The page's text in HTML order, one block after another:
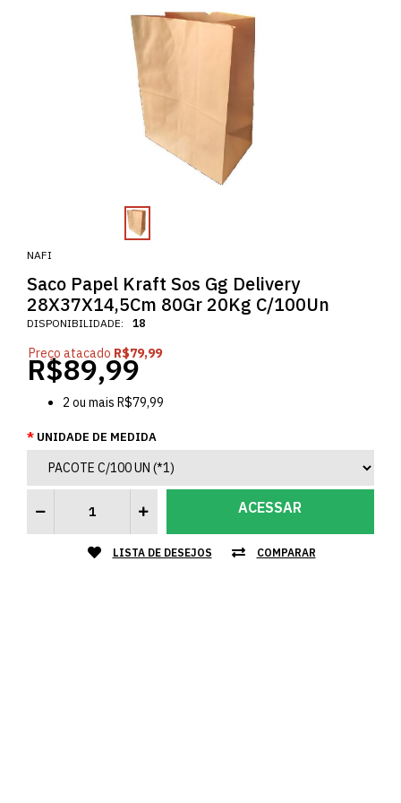
NAFI
Saco Papel Kraft Sos Gg Delivery
28X37X14,5Cm 80Gr 20Kg C/100Un
DISPONIBILIDADE: 18
Preço atacado R$79,99
R$89,99
2 ou mais R$79,99
UNIDADE DE MEDIDA
ACESSAR
LISTA DE DESEJOS COMPARAR